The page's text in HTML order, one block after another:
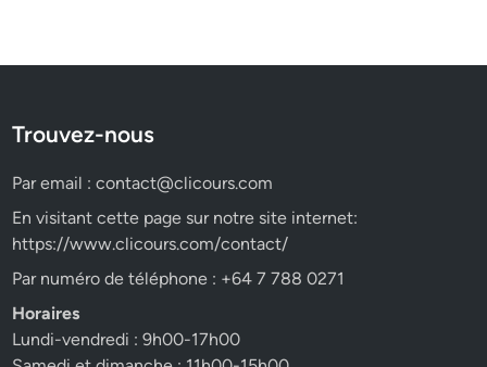
Trouvez-nous
Par email :contact@clicours.com
En visitant cette page sur notre site internet:
https://www.clicours.com/contact/
Par numéro de téléphone : +64 7 788 0271
Horaires
Lundi-vendredi : 9h00-17h00